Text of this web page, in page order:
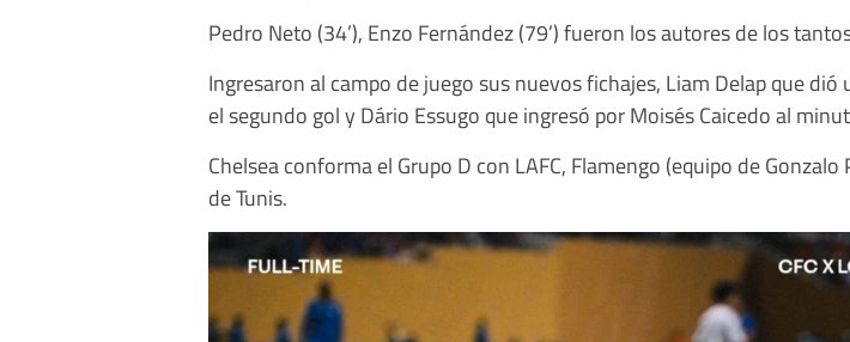
Pedro Neto (34’), Enzo Fernández (79’) fueron los autores de los
Ingresaron al campo de juego sus nuevos fichajes, Liam Delap que dió
el segundo gol y Dário Essugo que ingresó por Moisés Caicedo al
Chelsea conforma el Grupo D con LAFC, Flamengo (equipo de Gonzalo
de Tunis.